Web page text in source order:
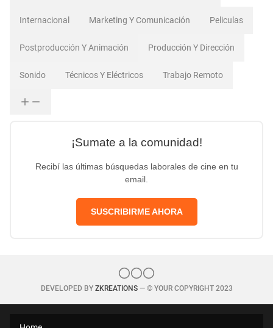
Internacional Marketing Y Comunicación Peliculas
Postproducción Y Animación Producción Y Dirección
Sonido Técnicos Y Eléctricos Trabajo Remoto
¡Sumate a la comunidad!
Recibí las últimas búsquedas laborales de cine en tu
email.
SUSCRIBIRME AHORA
DEVELOPED BY ZKREATIONS— © YOUR COPYRIGHT 2023